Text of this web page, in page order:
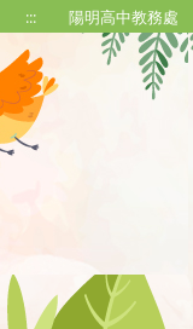
::: 陽明高中教務處